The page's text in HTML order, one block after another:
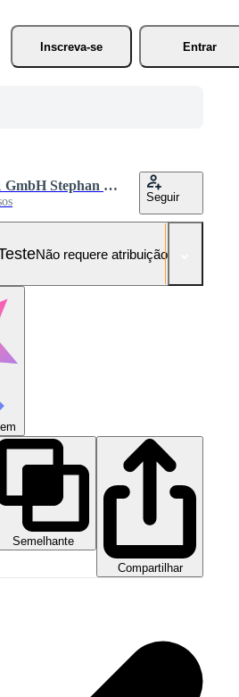
Inscreva-se
Entrar
Westend61 GmbH Stephan Bock
Seguir
Não requere atribuição!
Semelhante
Compartilhar